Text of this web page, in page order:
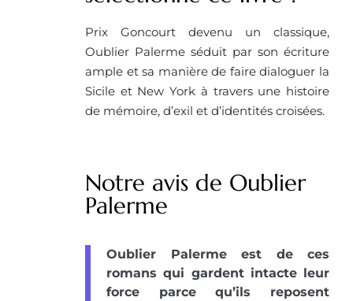
Prix Goncourt devenu un classique,
Oublier Palerme séduit par son écriture
ample et sa manière de faire dialoguer la
Sicile et New York à travers une histoire
de mémoire, d’exil et d’identités croisées.
Notre avis de Oublier
Palerme
Oublier Palerme est de ces
romans qui gardent intacte leur
force parce qu’ils reposent